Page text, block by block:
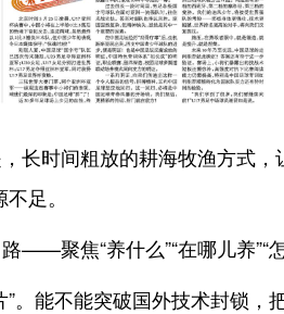
长时间粗放的耕海牧渔方式，
足。
聚焦“养什么”“在哪儿养”“怎
。能不能突破国外技术封锁，